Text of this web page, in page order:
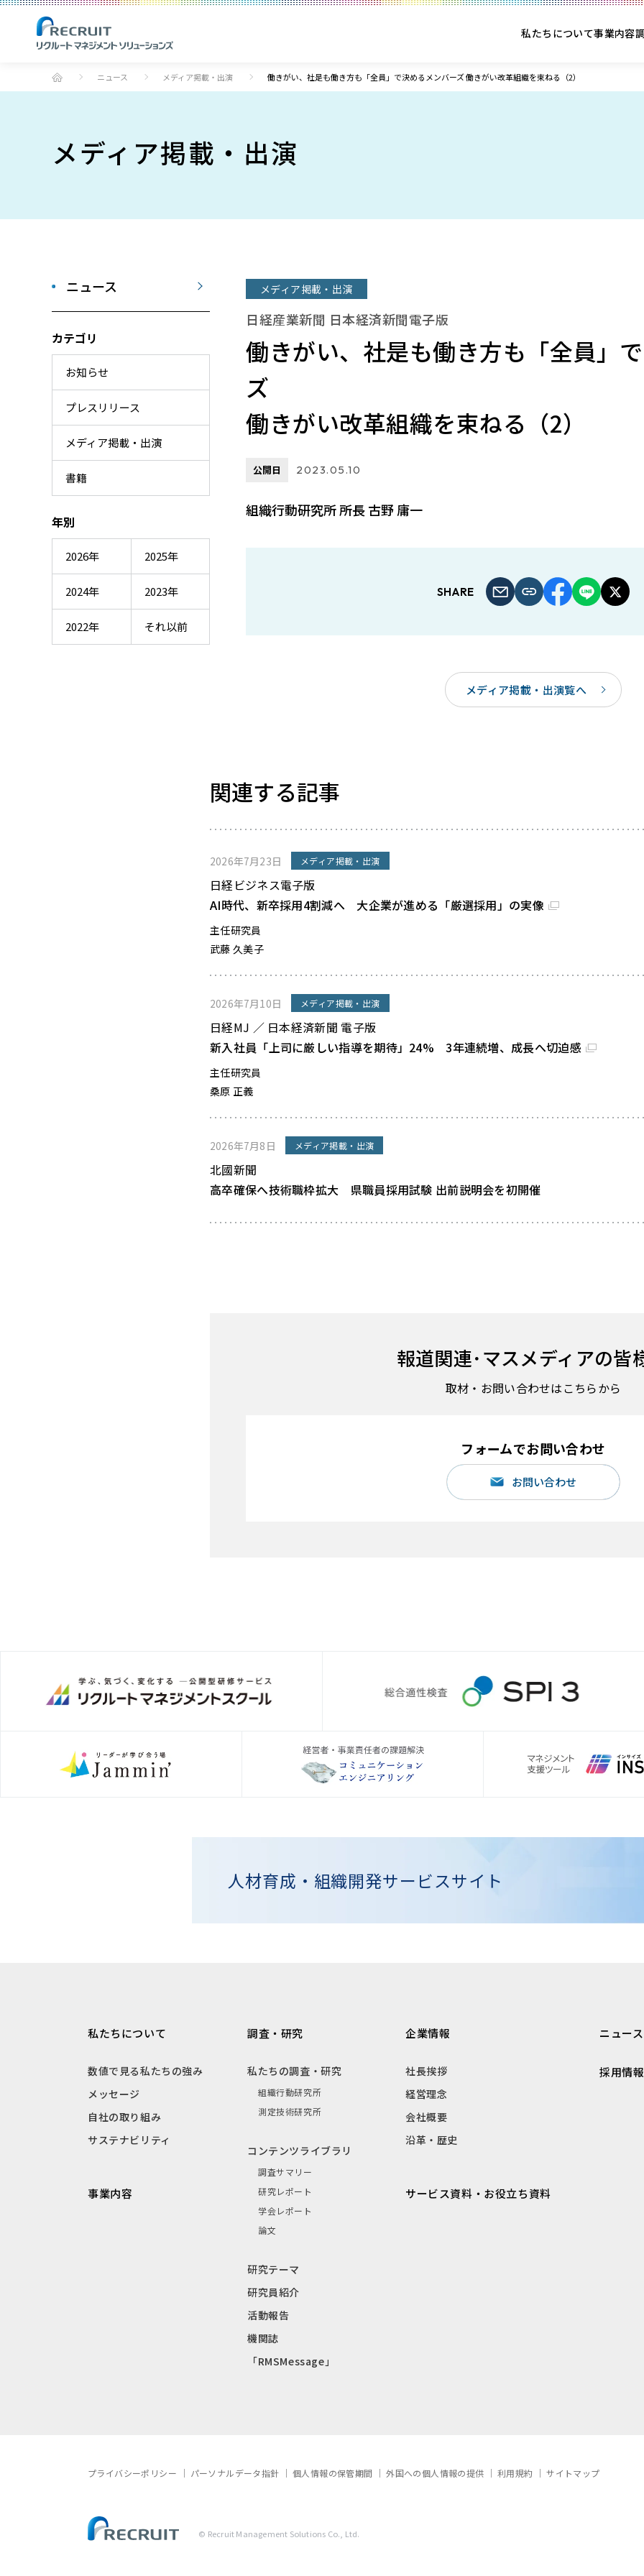
私たちについて事業内容
ニュース メディア掲載・出演 働きがい、社是も働き方も「全員」で決めるメンバーズ 働きがい改革組織を束ねる（2）
メディア掲載・出演
ニュース
カテゴリ
お知らせ
プレスリリース
メディア掲載・出演
書籍
年別
2026年 2025年
2024年 2023年
2022年 それ以前
メディア掲載・出演
日経産業新聞 日本経済新聞電子版
働きがい、社是も働き方も「全員」
ズ
働きがい改革組織を束ねる（2）
公開日 2023.05.10
組織行動研究所 所長 古野 庸一
SHARE
メディア掲載・出演覧へ
関連する記事
2026年7月23日 メディア掲載・出演
日経ビジネス電子版
AI時代、新卒採用4割減へ 大企業が進める「厳選採用」の実像
主任研究員
武藤 久美子
2026年7月10日 メディア掲載・出演
日経MJ ／ 日本経済新聞 電子版
新入社員「上司に厳しい指導を期待」24% 3年連続増、成長へ切迫感
主任研究員
桑原 正義
2026年7月8日 メディア掲載・出演
北國新聞
高卒確保へ技術職枠拡大 県職員採用試験 出前説明会を初開催
報道関連･マスメディアの皆
取材・お問い合わせはこちらから
フォームでお問い合わせ
お問い合わせ
人材育成・組織開発サービスサイト
私たちについて
数値で見る私たちの強み
メッセージ
自社の取り組み
サステナビリティ
事業内容
調査・研究
私たちの調査・研究
組織行動研究所
測定技術研究所
コンテンツライブラリ
調査サマリー
研究レポート
学会レポート
論文
研究テーマ
研究員紹介
活動報告
機関誌
「RMSMessage」
企業情報
社長挨拶
経営理念
会社概要
沿革・歴史
サービス資料・お役立ち資料
ニュース
採用情報
プライバシーポリシー パーソナルデータ指針 個人情報の保管期間 外国への個人情報の提供 利用規約 サイトマップ
© Recruit Management Solutions Co., Ltd.